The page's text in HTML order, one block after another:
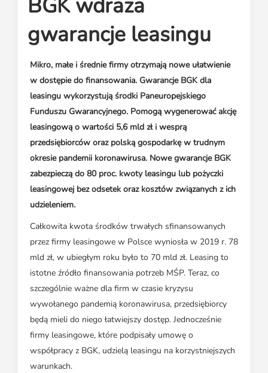
Partnerzy ZPL
Materiały do pobrania
Kontakt dla mediów
Klauzule informacyjne
BGK wdraża
gwarancje leasingu
Mikro, małe i średnie firmy otrzymają nowe ułatwienie
w dostępie do finansowania. Gwarancje BGK dla
leasingu wykorzystują środki Paneuropejskiego
Funduszu Gwarancyjnego. Pomogą wygenerować akcję
leasingową o wartości 5,6 mld zł i wesprą
przedsiębiorców oraz polską gospodarkę w trudnym
okresie pandemii koronawirusa. Nowe gwarancje BGK
zabezpieczą do 80 proc. kwoty leasingu lub pożyczki
leasingowej bez odsetek oraz kosztów związanych z ich
udzieleniem.
Całkowita kwota środków trwałych sfinansowanych
przez firmy leasingowe w Polsce wyniosła w 2019 r. 78
mld zł, w ubiegłym roku było to 70 mld zł. Leasing to
istotne źródło finansowania potrzeb MŚP. Teraz, co
szczególnie ważne dla firm w czasie kryzysu
wywołanego pandemią koronawirusa, przedsiębiorcy
będą mieli do niego łatwiejszy dostęp. Jednocześnie
firmy leasingowe, które podpisały umowę o
współpracy z BGK, udzielą leasingu na korzystniejszych
warunkach.